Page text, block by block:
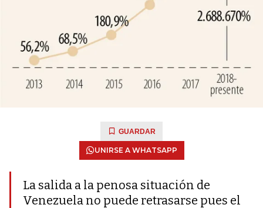
GUARDAR
UNIRSE A WHATSAPP
La salida a la penosa situación de
Venezuela no puede retrasarse pues el